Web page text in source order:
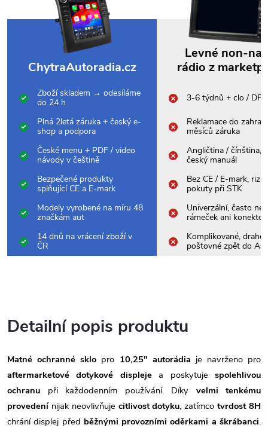
ChytraAutoradia.cz
Levné non-
rádio z
Zboží skladem → odesíláme
do 24 h
3-6 týdnů + clo /
Plná 2letá záruka + český e-
shop a podpora
Reklamace do
měsíců záruka
České menu + PDF / video
návody v češtině
Angličtina / čínština,
český manuál
Bezpečené produkty
splňující CE a E-mark
Bez CE / E-mark,
pokuty při STK
Modely vyrobené na míru 48
značkám aut
Univerzální, často
rámeček ani konektor
14 dnů na vrácení zboží v
ČR
Komplikované, drahé
poštovné zpět do
Detailní popis produktu
Matné ochranné sklo pro 10,25" autorádia je navrženo pro
aftermarketové dotykové displejea poskytujespolehlivou
ochranu při každodenním používání. Díky velmi tenkému
provedenínijak neovlivňuje citlivost dotyku, zatímcotvrdost 8H
chrání displej před běžnými provozními oděrkami a škrábanci.